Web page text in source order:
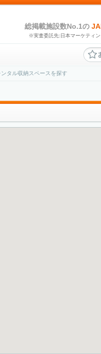
総掲載施設数No.1の
※実査委託先:日本マーケティ
タル収納スペースを探す